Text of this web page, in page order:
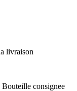
livraison
consignee